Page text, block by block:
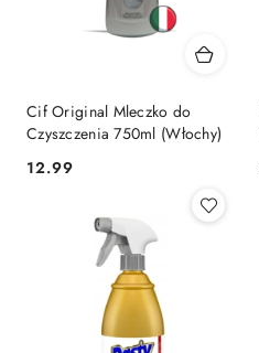
Cif Original Mleczko do
Czyszczenia 750ml (Włochy)
Cena:
12.99